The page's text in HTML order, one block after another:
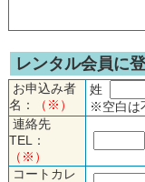
レンタル会員に
お申込み者
名：
（※）
姓
※空白は
連絡先
TEL：
（※）
コートカレ